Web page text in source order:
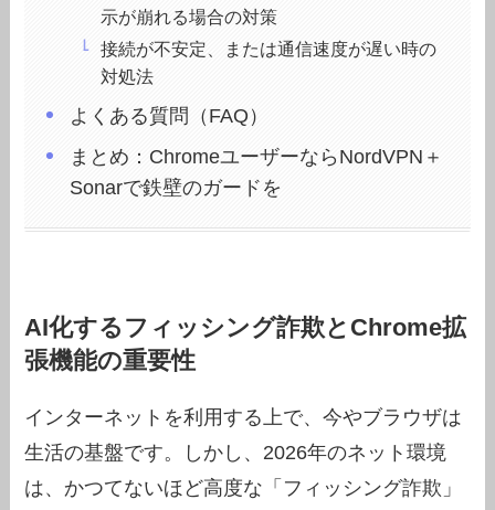
示が崩れる場合の対策
接続が不安定、または通信速度が遅い時の
対処法
よくある質問（FAQ）
まとめ：ChromeユーザーならNordVPN＋
Sonarで鉄壁のガードを
AI化するフィッシング詐欺とChrome拡
張機能の重要性
インターネットを利用する上で、今やブラウザは
生活の基盤です。しかし、2026年のネット環境
は、かつてないほど高度な「フィッシング詐欺」